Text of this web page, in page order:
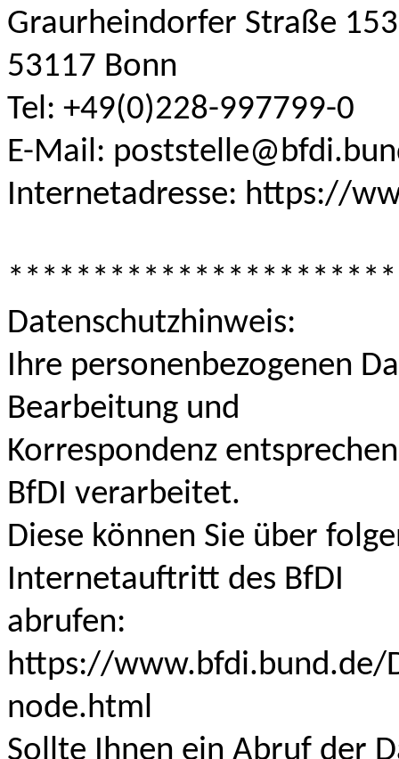
Graurheindorfer Straße 153
53117 Bonn
Tel: +49(0)228-997799-0
E-Mail:
Internetadresse: https://
Datenschutzhinweis:
Ihre personenbezogenen
Bearbeitung und
Korrespondenz
BfDI verarbeitet.
Diese können Sie über
Internetauftritt des BfDI
abrufen:
https://www.bfdi.bund.de/
node.html
Sollte Ihnen ein Abruf der